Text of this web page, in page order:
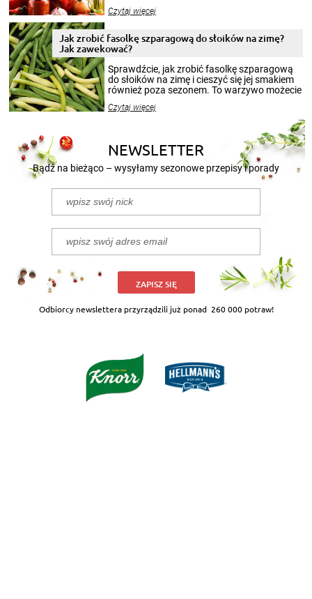
krajobrazów, by cieszyć nimi oko w sezonie
pełni poczuć atmosferę cieplejszych
miesięcy. Przygotowanie słoików ze
patenty, które pozwolą zachować świeżość
przetworów.
Czytaj więcej
Jak zrobić fasolkę szparagową do słoików na zimę?
Jak zawekować?
Sprawdźcie, jak zrobić fasolkę szparagową
do słoików na zimę i cieszyć się jej smakiem
również poza sezonem. To warzywo możecie
nasze propozycje!
Czytaj więcej
NEWSLETTER
Bądź na bieżąco – wysyłamy sezonowe przepisy i porady
ZAPISZ SIĘ
Odbiorcy newslettera przyrządzili już ponad 260 000 potraw!